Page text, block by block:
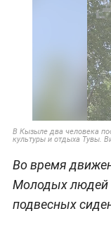
В Кызыле два человека
культуры и отдыха Тувы.
Во время
Молодых людей
подвесных